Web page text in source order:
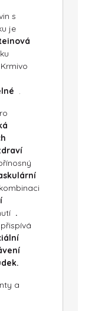
s
je
.
.
a